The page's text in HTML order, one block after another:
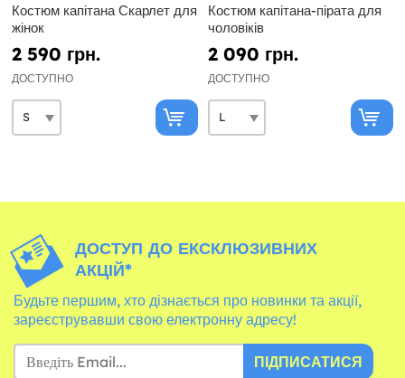
Костюм капітана Скарлет для
жінок
2 590 грн.
ДОСТУПНО
Костюм капітана-пірата для
чоловіків
2 090 грн.
ДОСТУПНО
ДОСТУП ДО ЕКСКЛЮЗИВНИХ
АКЦІЙ*
Будьте першим, хто дізнається про новинки та акції,
зареєструвавши свою електронну адресу!
ПІДПИСАТИСЯ